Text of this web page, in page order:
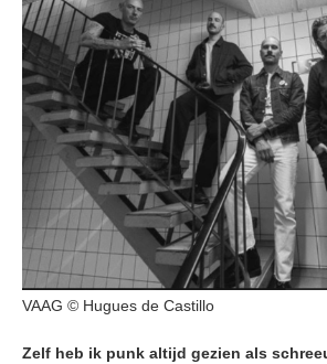
VAAG © Hugues de Castillo
Zelf heb ik punk altijd gezien als